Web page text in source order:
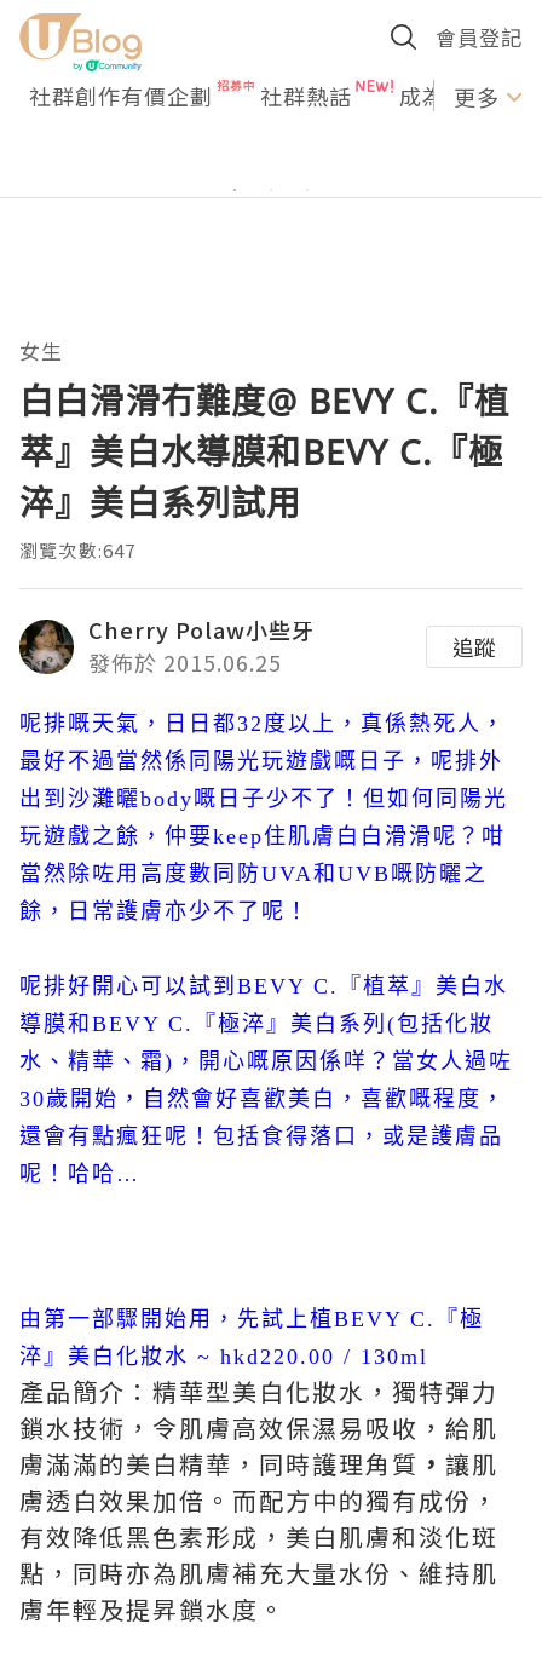
會員登記
社群創作有價企劃 社群熱話 成為U更多
女生
白白滑滑冇難度@ BEVY C.『植
萃』美白水導膜和BEVY C.『極
淬』美白系列試用
瀏覽次數:647
Cherry Polaw小些牙
發佈於 2015.06.25
追蹤
呢排嘅天氣，日日都32度以上，真係熱死人，
最好不過當然係同陽光玩遊戲嘅日子，呢排外
出到沙灘曬body嘅日子少不了！但如何同陽光
玩遊戲之餘，仲要keep住肌膚白白滑滑呢？咁
當然除咗用高度數同防UVA和UVB嘅防曬之
餘，日常護膚亦少不了呢！
呢排好開心可以試到BEVY C.『植萃』美白水
導膜和BEVY C.『極淬』美白系列(包括化妝
水、精華、霜)，開心嘅原因係咩？當女人過咗
30歲開始，自然會好喜歡美白，喜歡嘅程度，
還會有點瘋狂呢！包括食得落口，或是護膚品
呢！哈哈…
由第一部驟開始用，先試上植BEVY C.『極
淬』美白化妝水 ~ hkd220.00 / 130ml
產品簡介：精華型美白化妝水，獨特彈力
鎖水技術，令肌膚高效保濕易吸收，給肌
膚滿滿的美白精華，同時護理角質 ， 讓肌
膚透白效果加倍。而配方中的獨有成份，
有效降低黑色素形成，美白肌膚和淡化斑
點，同時亦為肌膚補充大量水份、維持肌
膚年輕及提昇鎖水度。